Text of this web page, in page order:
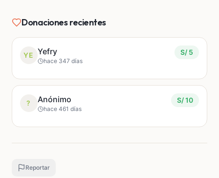
Cirugía (con préstamo): S/ 350
Plasma: S/ 30
Ofloxacina: S/ 70
Pastillas: 50
Donaciones recientes
YE Yefry
hace 347 días
S/ 5
? Anónimo
hace 461 días
S/ 10
Reportar